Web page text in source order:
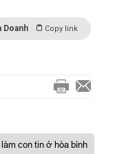
Doanh Copy link
con tin ở hòa bình